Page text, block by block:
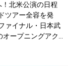
北米公演の日程
ツアー全容を発
ァイナル・日本武
オープニングアク
定！